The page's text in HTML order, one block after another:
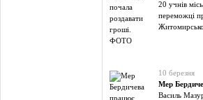
20 учнів
переможці
10 березня
Мер
Василь